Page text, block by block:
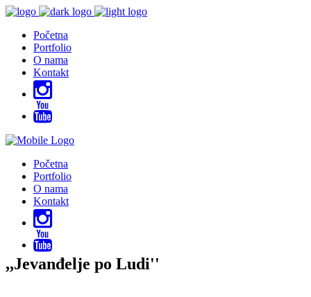
Početna
Portfolio
O nama
Kontakt
Početna
Portfolio
O nama
Kontakt
,,Jevanđelje po Ludi''